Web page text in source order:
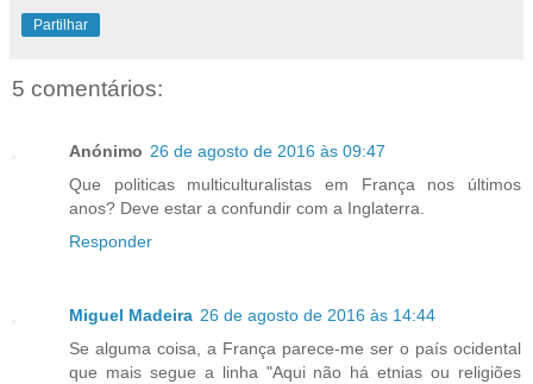
Partilhar
5 comentários:
Anónimo 26 de agosto de 2016 às 09:47
Que politicas multiculturalistas em França nos últimos
anos? Deve estar a confundir com a Inglaterra.
Responder
Miguel Madeira 26 de agosto de 2016 às 14:44
Se alguma coisa, a França parece-me ser o país ocidental
que mais segue a linha "Aqui não há etnias ou religiões